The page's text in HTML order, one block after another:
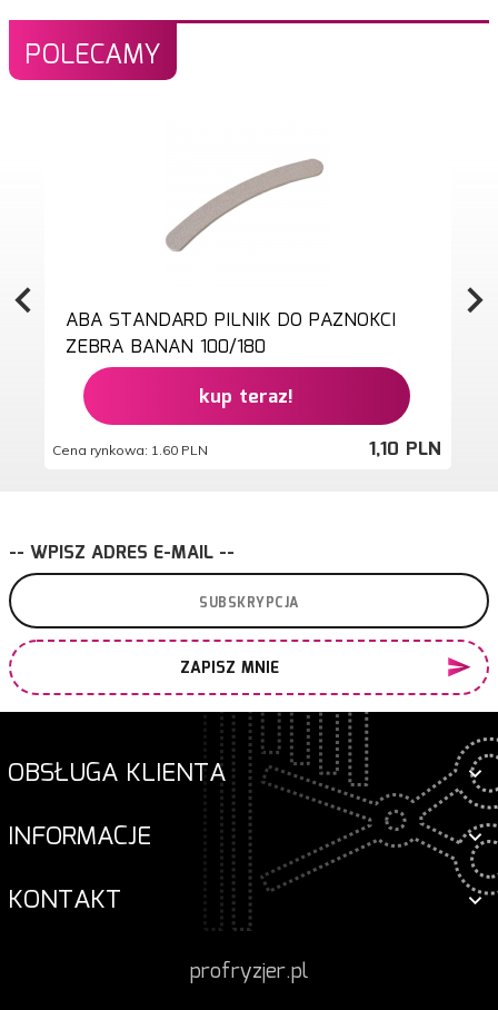
POLECAMY
ABA STANDARD PILNIK DO PAZNOKCI
ZEBRA BANAN 100/180
kup teraz!
1,10 PLN
Cena rynkowa: 1.60 PLN
-- WPISZ ADRES E-MAIL --
ZAPISZ MNIE
OBSŁUGA KLIENTA
INFORMACJE
KONTAKT
profryzjer.pl